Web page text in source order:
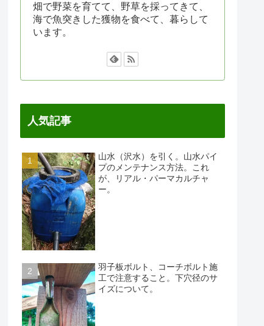
畑で野菜を育てて、野草を採ってきて、
海で魚突きした獲物を食べて、暮らして
います。
人気記事
山水（沢水）を引く。山水パイ
プのメンテナンス方法。これ
が、リアル・パーマカルチャ
ー。
羽子板ボルト、コーチボルト施
工で注意すること。下穴径のサ
イズについて。